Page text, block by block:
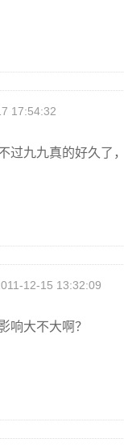
17:54:32
过九九真的好久了
12-15 13:32:09
响大不大啊？